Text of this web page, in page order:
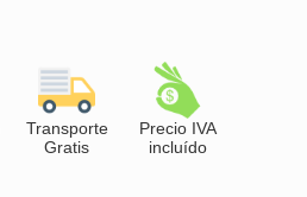
Transporte
Gratis
Precio IVA
incluído